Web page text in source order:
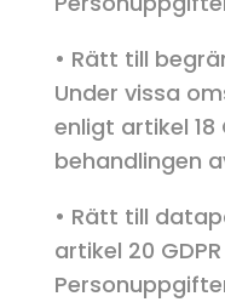
• Rätt till
Under vissa
enligt artikel
behandlingen
• Rätt till
artikel 20